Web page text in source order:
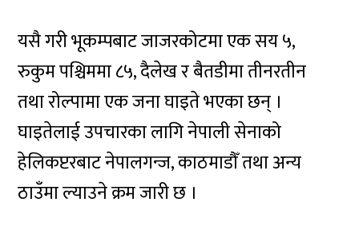
यसै गरी भूकम्पबाट जाजरकोटमा एक सय ५,
रुकुम पश्चिममा ८५, दैलेख र बैतडीमा तीनरतीन
तथा रोल्पामा एक जना घाइते भएका छन् ।
घाइतेलाई उपचारका लागि नेपाली सेनाको
हेलिकप्टरबाट नेपालगन्ज, काठमाडौँ तथा अन्य
ठाउँमा ल्याउने क्रम जारी छ ।